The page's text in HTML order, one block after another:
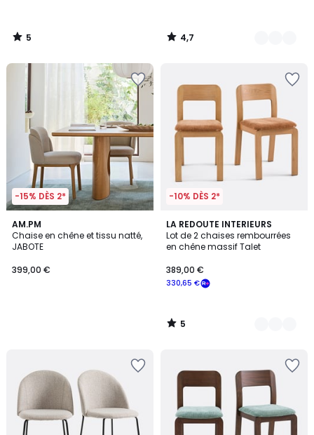
5
/
4,7
/
-15% DÈS 2*
AM.PM
Chaise en chêne et tissu natté,
JABOTE
399,00 €
-10% DÈS 2*
LA REDOUTE INTERIEURS
Lot de 2 chaises rembourrées
en chêne massif Talet
330,65 €
389,00 €
5
/
5
2
Couleurs
5
/